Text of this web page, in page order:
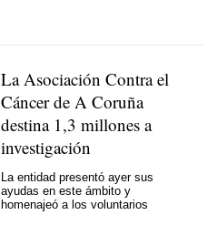
La Asociación Contra el
Cáncer de A Coruña
destina 1,3 millones a
investigación
La entidad presentó ayer sus
ayudas en este ámbito y
homenajeó a los voluntarios